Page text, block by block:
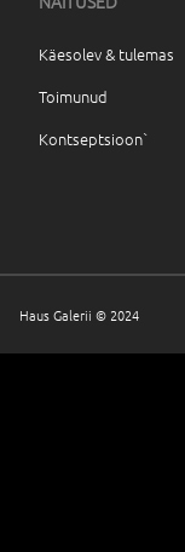
Käesolev & tulemas
Toimunud
Kontseptsioon`
Haus Galerii © 2024